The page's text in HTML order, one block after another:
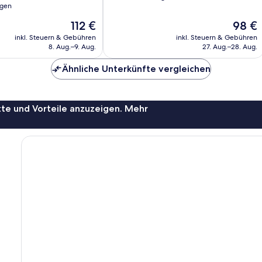
Der
Preis
beträgt
112 €
inkl. Steuern & Gebühren
8. Aug.–9. Aug.
Der
Preis
beträgt
98 €
inkl. Steuern & Gebühren
27. Aug.–28. Aug.
Ähnliche Unterkünfte vergleichen
und Vorteile anzuzeigen. Mehr